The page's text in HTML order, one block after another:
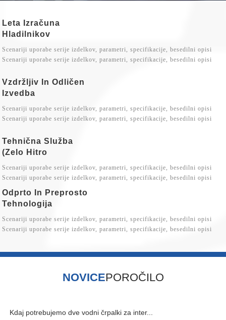
Leta Izračuna
Hladilnikov
Scenariji uporabe serije izdelkov, parametri, specifikacije, besedilni opisi
Scenariji uporabe serije izdelkov, parametri, specifikacije, besedilni opisi
Vzdržljiv In Odličen
Izvedba
Scenariji uporabe serije izdelkov, parametri, specifikacije, besedilni opisi
Scenariji uporabe serije izdelkov, parametri, specifikacije, besedilni opisi
Tehnična Služba
(zelo Hitro
Scenariji uporabe serije izdelkov, parametri, specifikacije, besedilni opisi
Scenariji uporabe serije izdelkov, parametri, specifikacije, besedilni opisi
Odprto In Preprosto
Tehnologija
Scenariji uporabe serije izdelkov, parametri, specifikacije, besedilni opisi
Scenariji uporabe serije izdelkov, parametri, specifikacije, besedilni opisi
NOVICEPOROČILO
Kdaj potrebujemo dve vodni črpalki za inter...